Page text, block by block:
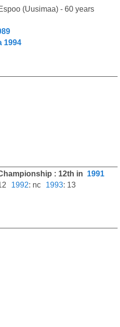
(Uusimaa) - 60 years
1994
: 12th in 1991
1992: nc 1993: 13